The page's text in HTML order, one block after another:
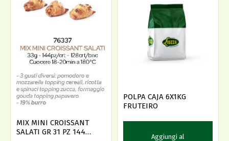
MIX MINI CROISSANT
SALATI GR 31 PZ 144
POLPA CAJA 6X1KG
FRUTEIRO
Aggiungi al